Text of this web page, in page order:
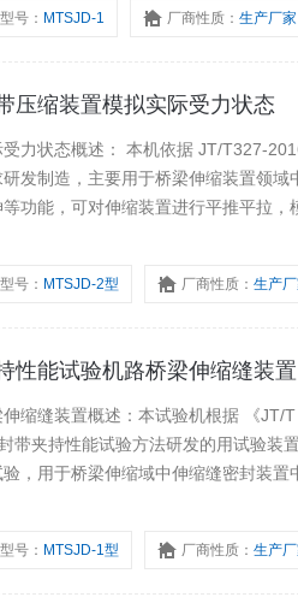
型号： MTSJD-1 厂商性质：生产厂家
压缩装置模拟实际受力状态
2016《公路桥梁伸缩缝装置通
发制造，主要用于桥梁伸缩装置领域
功能，可对伸缩装置进行平推平拉，
型号： MTSJD-2型 厂商性质：生产
性能试验机路桥梁伸缩缝装置
缩缝装置概述：本试验机根据 《JT/
带夹持性能试验方法研发的用试验装
，用于桥梁伸缩域中伸缩缝密封装置
型号： MTSJD-1型 厂商性质：生产